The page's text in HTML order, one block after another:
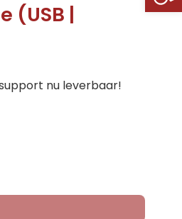
(USB |
nu leverbaar!
aantal